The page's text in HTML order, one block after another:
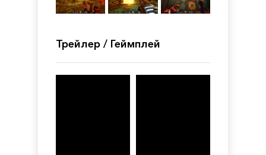
Трейлер / Геймплей